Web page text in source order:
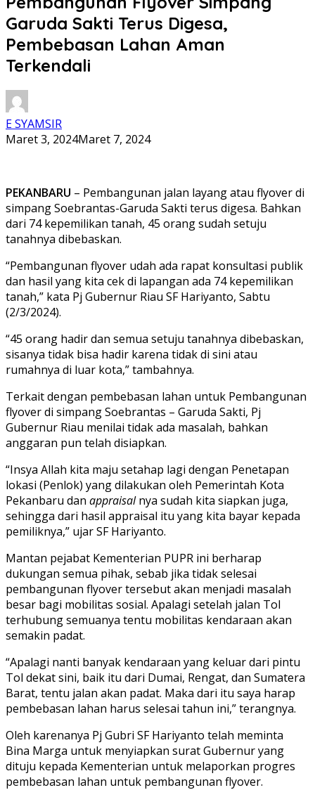
Garuda Sakti Terus Digesa,
Pembebasan Lahan Aman
Terkendali
E SYAMSIR
Maret 3, 2024Maret 7, 2024
PEKANBARU – Pembangunan jalan layang atau flyover di
simpang Soebrantas-Garuda Sakti terus digesa. Bahkan
dari 74 kepemilikan tanah, 45 orang sudah setuju
tanahnya dibebaskan.
“Pembangunan flyover udah ada rapat konsultasi publik
dan hasil yang kita cek di lapangan ada 74 kepemilikan
tanah,” kata Pj Gubernur Riau SF Hariyanto, Sabtu
(2/3/2024).
“45 orang hadir dan semua setuju tanahnya dibebaskan,
sisanya tidak bisa hadir karena tidak di sini atau
rumahnya di luar kota,” tambahnya.
Terkait dengan pembebasan lahan untuk Pembangunan
flyover di simpang Soebrantas – Garuda Sakti, Pj
Gubernur Riau menilai tidak ada masalah, bahkan
anggaran pun telah disiapkan.
“Insya Allah kita maju setahap lagi dengan Penetapan
lokasi (Penlok) yang dilakukan oleh Pemerintah Kota
Pekanbaru dan appraisalnya sudah kita siapkan juga,
sehingga dari hasil appraisal itu yang kita bayar kepada
pemiliknya,” ujar SF Hariyanto.
Mantan pejabat Kementerian PUPR ini berharap
dukungan semua pihak, sebab jika tidak selesai
pembangunan flyover tersebut akan menjadi masalah
besar bagi mobilitas sosial. Apalagi setelah jalan Tol
terhubung semuanya tentu mobilitas kendaraan akan
semakin padat.
“Apalagi nanti banyak kendaraan yang keluar dari pintu
Tol dekat sini, baik itu dari Dumai, Rengat, dan Sumatera
Barat, tentu jalan akan padat. Maka dari itu saya harap
pembebasan lahan harus selesai tahun ini,” terangnya.
Oleh karenanya Pj Gubri SF Hariyanto telah meminta
Bina Marga untuk menyiapkan surat Gubernur yang
dituju kepada Kementerian untuk melaporkan progres
pembebasan lahan untuk pembangunan flyover.